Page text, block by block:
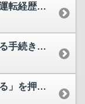
「取得できませんでした。運転免許（運転経歴情報）は表示できません。詳しくは住所地の運転免許セン...
代理人が委任者のマイナ免許証に関する手続きを行うことはできますか。
オンライン講習の受講画面で「受講する」を押しても「オンライン講習の受講はできません」と表示され...